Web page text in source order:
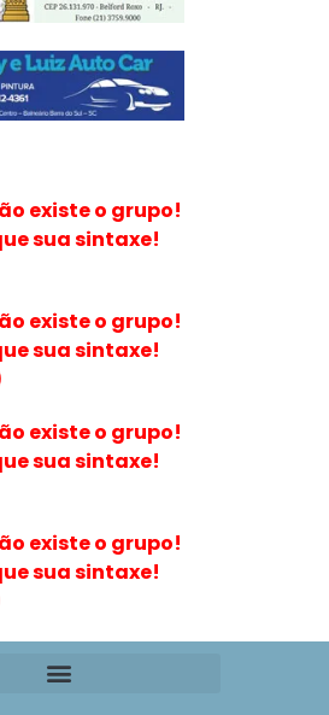
existe o grupo!
sua sintaxe!
existe o grupo!
sua sintaxe!
existe o grupo!
sua sintaxe!
existe o grupo!
sua sintaxe!